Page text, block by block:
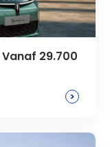
29.700
>